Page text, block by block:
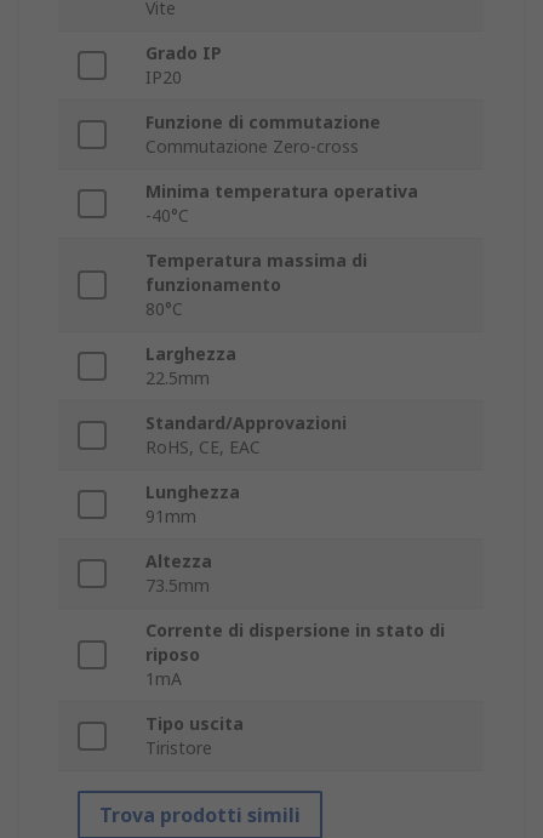
Vite
Grado IP
IP20
Funzione di commutazione
Commutazione Zero-cross
Minima temperatura operativa
-40°C
Temperatura massima di
funzionamento
80°C
Larghezza
22.5mm
Standard/Approvazioni
RoHS, CE, EAC
Lunghezza
91mm
Altezza
73.5mm
Corrente di dispersione in stato di
riposo
1mA
Tipo uscita
Tiristore
Trova prodotti simili